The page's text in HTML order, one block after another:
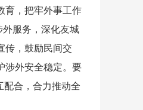
育，把牢外事工作
外服务，深化友城
传，鼓励民间交
涉外安全稳定。要
配合，合力推动全